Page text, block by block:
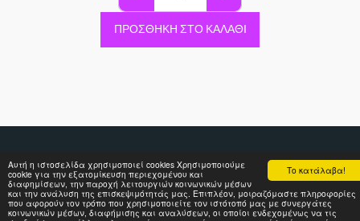
Το κατάλαβα!
Αυτή η ιστοσελίδα χρησιμοποιεί cookies Χρησιμοποιούμε
cookie για την εξατομίκευση περιεχομένου και
διαφημίσεων, την παροχή λειτουργιών κοινωνικών μέσων
και την ανάλυση της επισκεψιμότητάς μας. Επιπλέον, μοιραζόμαστε πληροφορίες
που αφορούν τον τρόπο που χρησιμοποιείτε τον ιστότοπό μας με συνεργάτες
κοινωνικών μέσων, διαφήμισης και αναλύσεων, οι οποίοι ενδεχομένως να τις
ΠΡΟΣΘΉΚΗ ΣΤΟ ΚΑΛΆΘΙ
ΤΙΝΚΕΡΜΠΕΛ
ΑΡΧΙΚΉ ΣΕΛΊΔΑ ΡΟΎΧΑ ΚΟΡΙΤΣΙ ΑΓΟΡΙ
ΒΑΠΤΙΣΤΙΚΆ
ΕΠΙΚΟΙΝΩΝΊΑ